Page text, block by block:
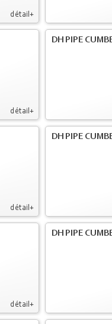
détail+
détail+
DH PIPE
détail+
DH PIPE
détail+
DH PIPE